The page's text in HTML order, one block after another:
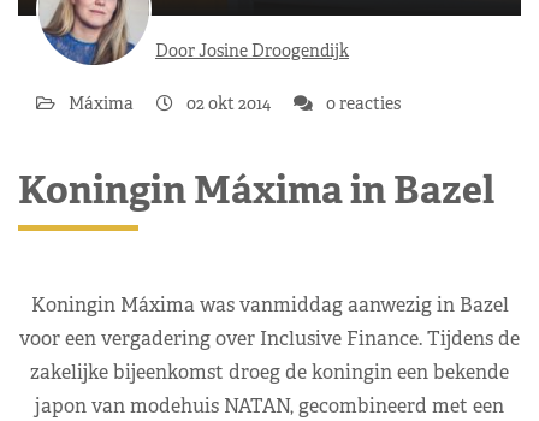
Door Josine Droogendijk
Máxima 02 okt 2014 0 reacties
Koningin Máxima in Bazel
Koningin Máxima was vanmiddag aanwezig in Bazel
voor een vergadering over Inclusive Finance. Tijdens de
zakelijke bijeenkomst droeg de koningin een bekende
japon van modehuis NATAN, gecombineerd met een